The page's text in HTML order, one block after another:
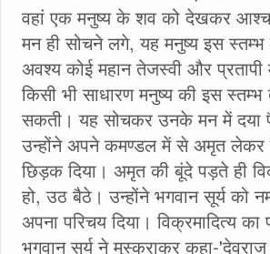
वहां एक मनुष्य के शव को देखकर
मन ही सोचने लगे, यह मनुष्य इस
अवश्य कोई महान तेजस्वी और प्रतापी
किसी भी साधारण मनुष्य की इस
सकती। यह सोचकर उनके मन में दया
उन्होंने अपने कमण्डल में से अमृत लेकर
छिड़क दिया। अमृत की बूंदे पड़ते ही
हो, उठ बैठे। उन्होंने भगवान सूर्य को
अपना परिचय दिया। विक्रमादित्य
भगवान सूर्य ने मुस्कराकर कहा-